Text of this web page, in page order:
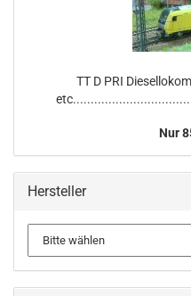
TT D PRI
Nur
Hersteller